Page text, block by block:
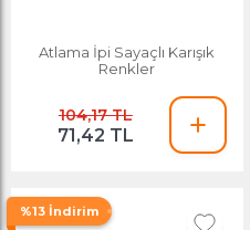
Atlama İpi Sayaçlı Karışık
Renkler
104,17 TL
71,42 TL
%13 İndirim